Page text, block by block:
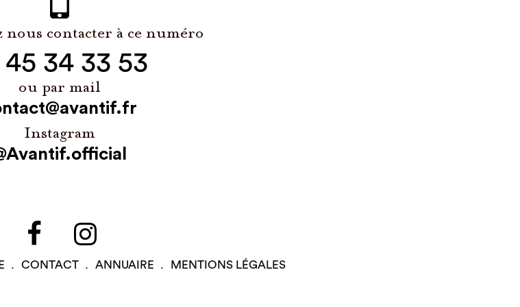
nous contacter à ce numéro
45 34 33 53
ou par mail
Instagram
CONTACT ANNUAIRE MENTIONS LÉGALES